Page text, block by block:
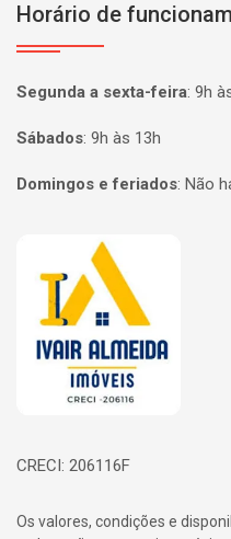
Horário de
Segunda a sexta-feira: 9h
Sábados: 9h às 13h
Domingos e feriados: Não
Página inicial
CRECI: 206116F
Os valores, condições e